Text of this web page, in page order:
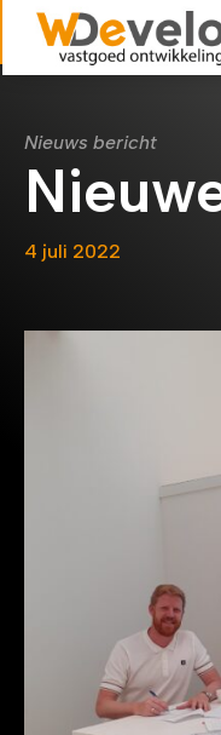
Nieuws bericht
4 juli 2022